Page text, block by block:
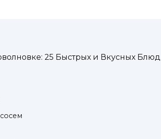
25 Быстрых и Вкусных Блюд